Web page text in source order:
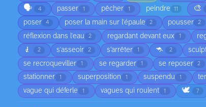
🗣️ 4 passer 1 pêcher 1 peindre 11 🎨
poser 4 poser la main sur l'épaule 2 pousser 2
réflexion dans l'eau 2 regardant devant eux 1
🧎 2 s'asseoir 2 s’arrêter 1 🦘 2
se recroqueviller 1 se regarder 1 se reposer 2
stationner 1 superposition 1 suspendu 1
vague qui déferle 1 vagues qui roulent 1 🕊️ 7